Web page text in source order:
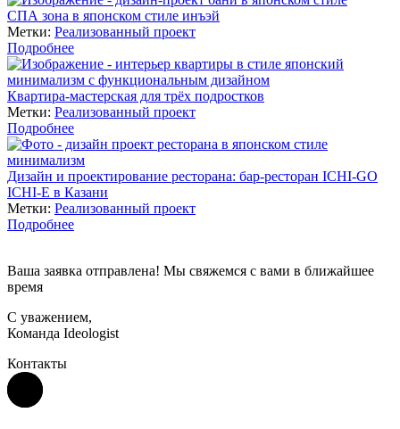
СПА зона в японском стиле инъэй
Метки: Реализованный проект
Подробнее
Квартира-мастерская для трёх подростков
Метки: Реализованный проект
Подробнее
Дизайн и проектирование ресторана: бар-ресторан ICHI-GO
ICHI-E в Казани
Метки: Реализованный проект
Подробнее
Ваша заявка отправлена! Мы свяжемся с вами в ближайшее
время
С уважением,
Команда Ideologist
Контакты